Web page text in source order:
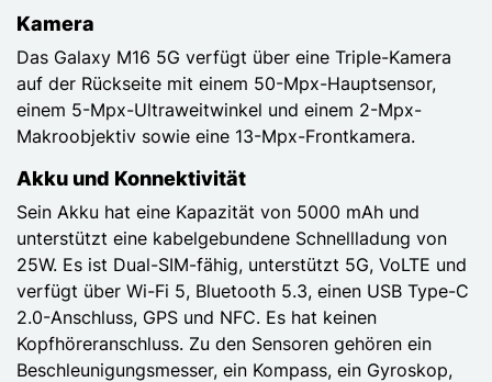
Kamera
Das Galaxy M16 5G verfügt über eine Triple-Kamera
auf der Rückseite mit einem 50-Mpx-Hauptsensor,
einem 5-Mpx-Ultraweitwinkel und einem 2-Mpx-
Makroobjektiv sowie eine 13-Mpx-Frontkamera.
Akku und Konnektivität
Sein Akku hat eine Kapazität von 5000 mAh und
unterstützt eine kabelgebundene Schnellladung von
25W. Es ist Dual-SIM-fähig, unterstützt 5G, VoLTE und
verfügt über Wi-Fi 5, Bluetooth 5.3, einen USB Type-C
2.0-Anschluss, GPS und NFC. Es hat keinen
Kopfhöreranschluss. Zu den Sensoren gehören ein
Beschleunigungsmesser, ein Kompass, ein Gyroskop,